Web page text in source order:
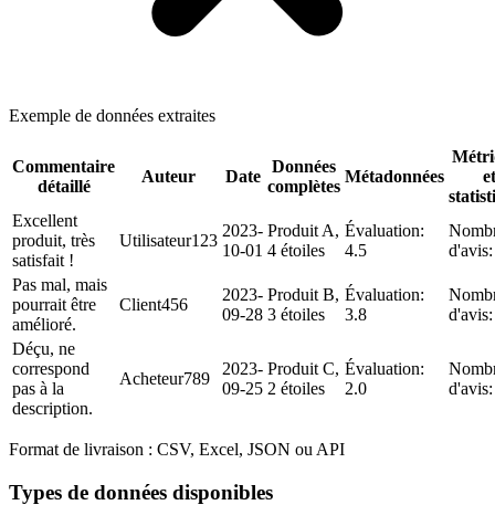
Exemple de données extraites
Commentaire
détaillé
Auteur Date
Données
complètes
Métadonnées
et
Excellent
produit, très
satisfait !
Utilisateur123
2023-
10-01
Produit A,
4 étoiles
Évaluation:
4.5
Pas mal, mais
pourrait être
amélioré.
Client456
2023-
09-28
Produit B,
3 étoiles
Évaluation:
3.8
Déçu, ne
correspond
pas à la
description.
Acheteur789
2023-
09-25
Produit C,
2 étoiles
Évaluation:
2.0
Format de livraison : CSV, Excel, JSON ou API
Types de données disponibles